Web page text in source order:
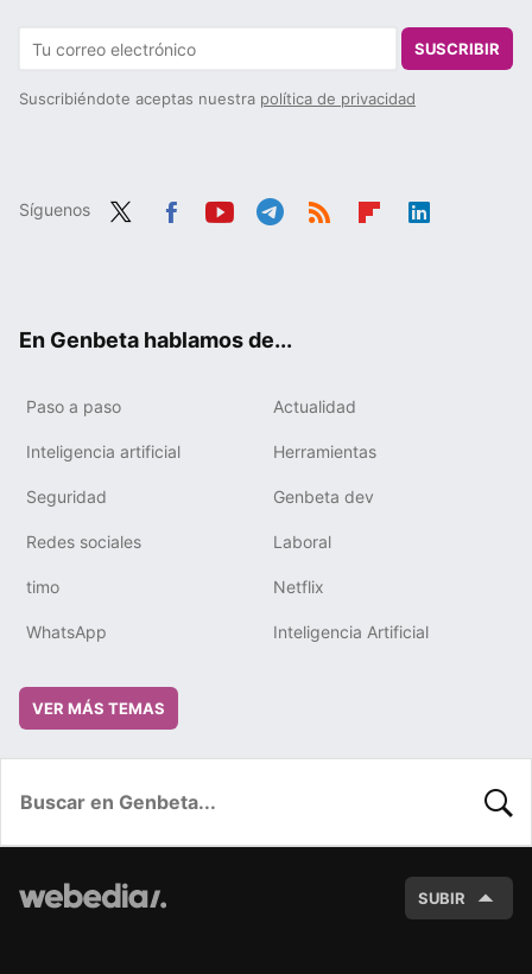
SUSCRIBIR
Suscribiéndote aceptas nuestra política de privacidad
Síguenos
En Genbeta hablamos de...
Paso a paso Actualidad
Inteligencia artificial Herramientas
Seguridad Genbeta dev
Redes sociales Laboral
timo Netflix
WhatsApp Inteligencia Artificial
VER MÁS TEMAS
SUBIR